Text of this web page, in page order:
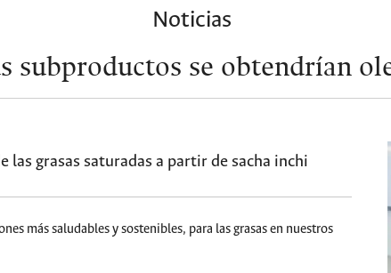
Noticias
subproductos se obtendrían
grasas saturadas a partir de sacha inchi
más saludables y sostenibles, para las grasas en nuestros